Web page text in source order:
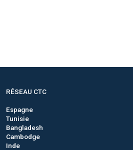
RÉSEAU CTC
Espagne
Tunisie
Bangladesh
Cambodge
Inde